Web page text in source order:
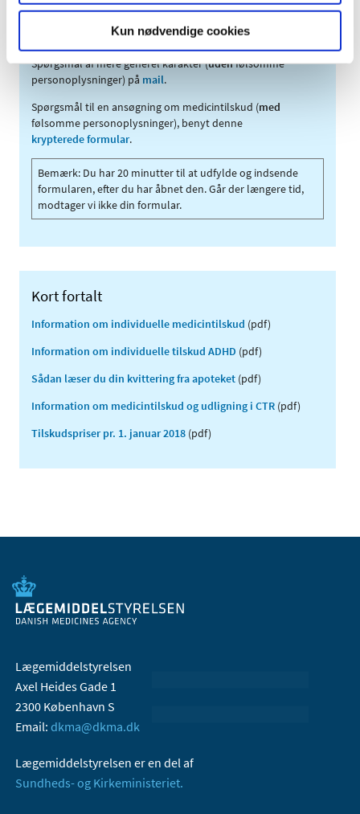
Kun nødvendige cookies
Kontakt os på tlf.: 44 88 96 96
Du kan også kontakte os skriftligt:
Spørgsmål af mere generel karakter (udenfølsomme
personoplysninger) på mail.
Spørgsmål til en ansøgning om medicintilskud (med
følsomme personoplysninger), benyt denne
krypterede formular.
Bemærk: Du har 20 minutter til at udfylde og indsende
formularen, efter du har åbnet den. Går der længere tid,
modtager vi ikke din formular.
Kort fortalt
Information om individuelle medicintilskud (pdf)
Information om individuelle tilskud ADHD (pdf)
Sådan læser du din kvittering fra apoteket (pdf)
Information om medicintilskud og udligning i CTR (pdf)
Tilskudspriser pr. 1. januar 2018 (pdf)
Lægemiddelstyrelsen
Axel Heides Gade 1
2300 København S
Email: dkma@dkma.dk
Lægemiddelstyrelsen er en del af
Sundheds- og Kirkeministeriet.